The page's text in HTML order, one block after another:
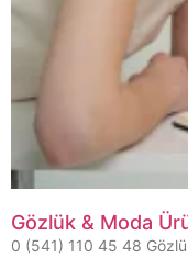
Gözlük & Moda
0 (541) 110 45 48